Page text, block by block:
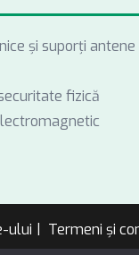
și suporți antene
fizică
ului
Termeni și